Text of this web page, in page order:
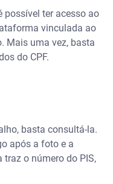
possível ter acesso ao
vinculada ao
Mais uma vez, basta
do CPF.
basta consultá-la.
após a foto e a
o número do PIS,